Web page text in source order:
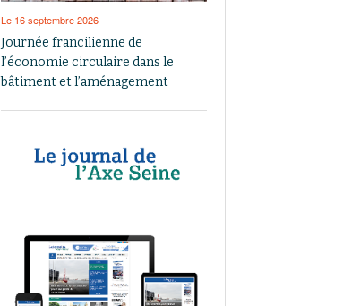
Le 16 septembre 2026
Journée francilienne de
l’économie circulaire dans le
bâtiment et l’aménagement